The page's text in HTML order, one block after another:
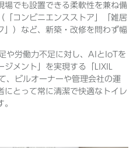
場でも設置できる柔軟性を兼ね備
「コンビニエンスストア」「雑居
」）など、新築・改修を問わず幅
や労働力不足に対し、AIとIoTを
メント」を実現する「LIXIL
、ビルオーナーや管理会社の運
にとって常に清潔で快適なトイレ